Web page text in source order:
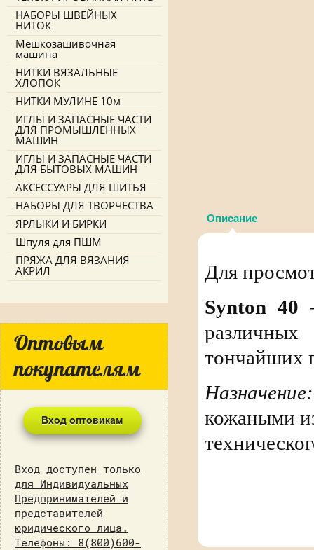
Описание
Для
Synton 40
тончайших
Назначение:
кожаными
НАБОРЫ ШВЕЙНЫХ
НИТОК
Мешкозашивочная
машина
НИТКИ ВЯЗАЛЬНЫЕ
ХЛОПОК
НИТКИ МУЛИНЕ 10м
ИГЛЫ И ЗАПАСНЫЕ ЧАСТИ
ДЛЯ ПРОМЫШЛЕННЫХ
МАШИН
ИГЛЫ И ЗАПАСНЫЕ ЧАСТИ
ДЛЯ БЫТОВЫХ МАШИН
АКСЕССУАРЫ ДЛЯ ШИТЬЯ
НАБОРЫ ДЛЯ ТВОРЧЕСТВА
ЯРЛЫКИ И БИРКИ
Шпуля для ПШМ
ПРЯЖА ДЛЯ ВЯЗАНИЯ
АКРИЛ
Оптовым
покупателям
Вход доступен только
для Индивидуальных
Предпринимателей и
представителей
юридического лица.
Телефоны: 8(800)600-